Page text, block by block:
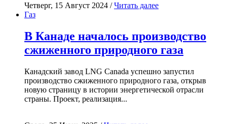
Четверг, 15 Август 2024 /Читать далее
Газ
В Канаде началось производство
сжиженного природного газа
Канадский завод LNG Canada успешно запустил
производство сжиженного природного газа, открыв
новую страницу в истории энергетической отрасли
страны. Проект, реализация...